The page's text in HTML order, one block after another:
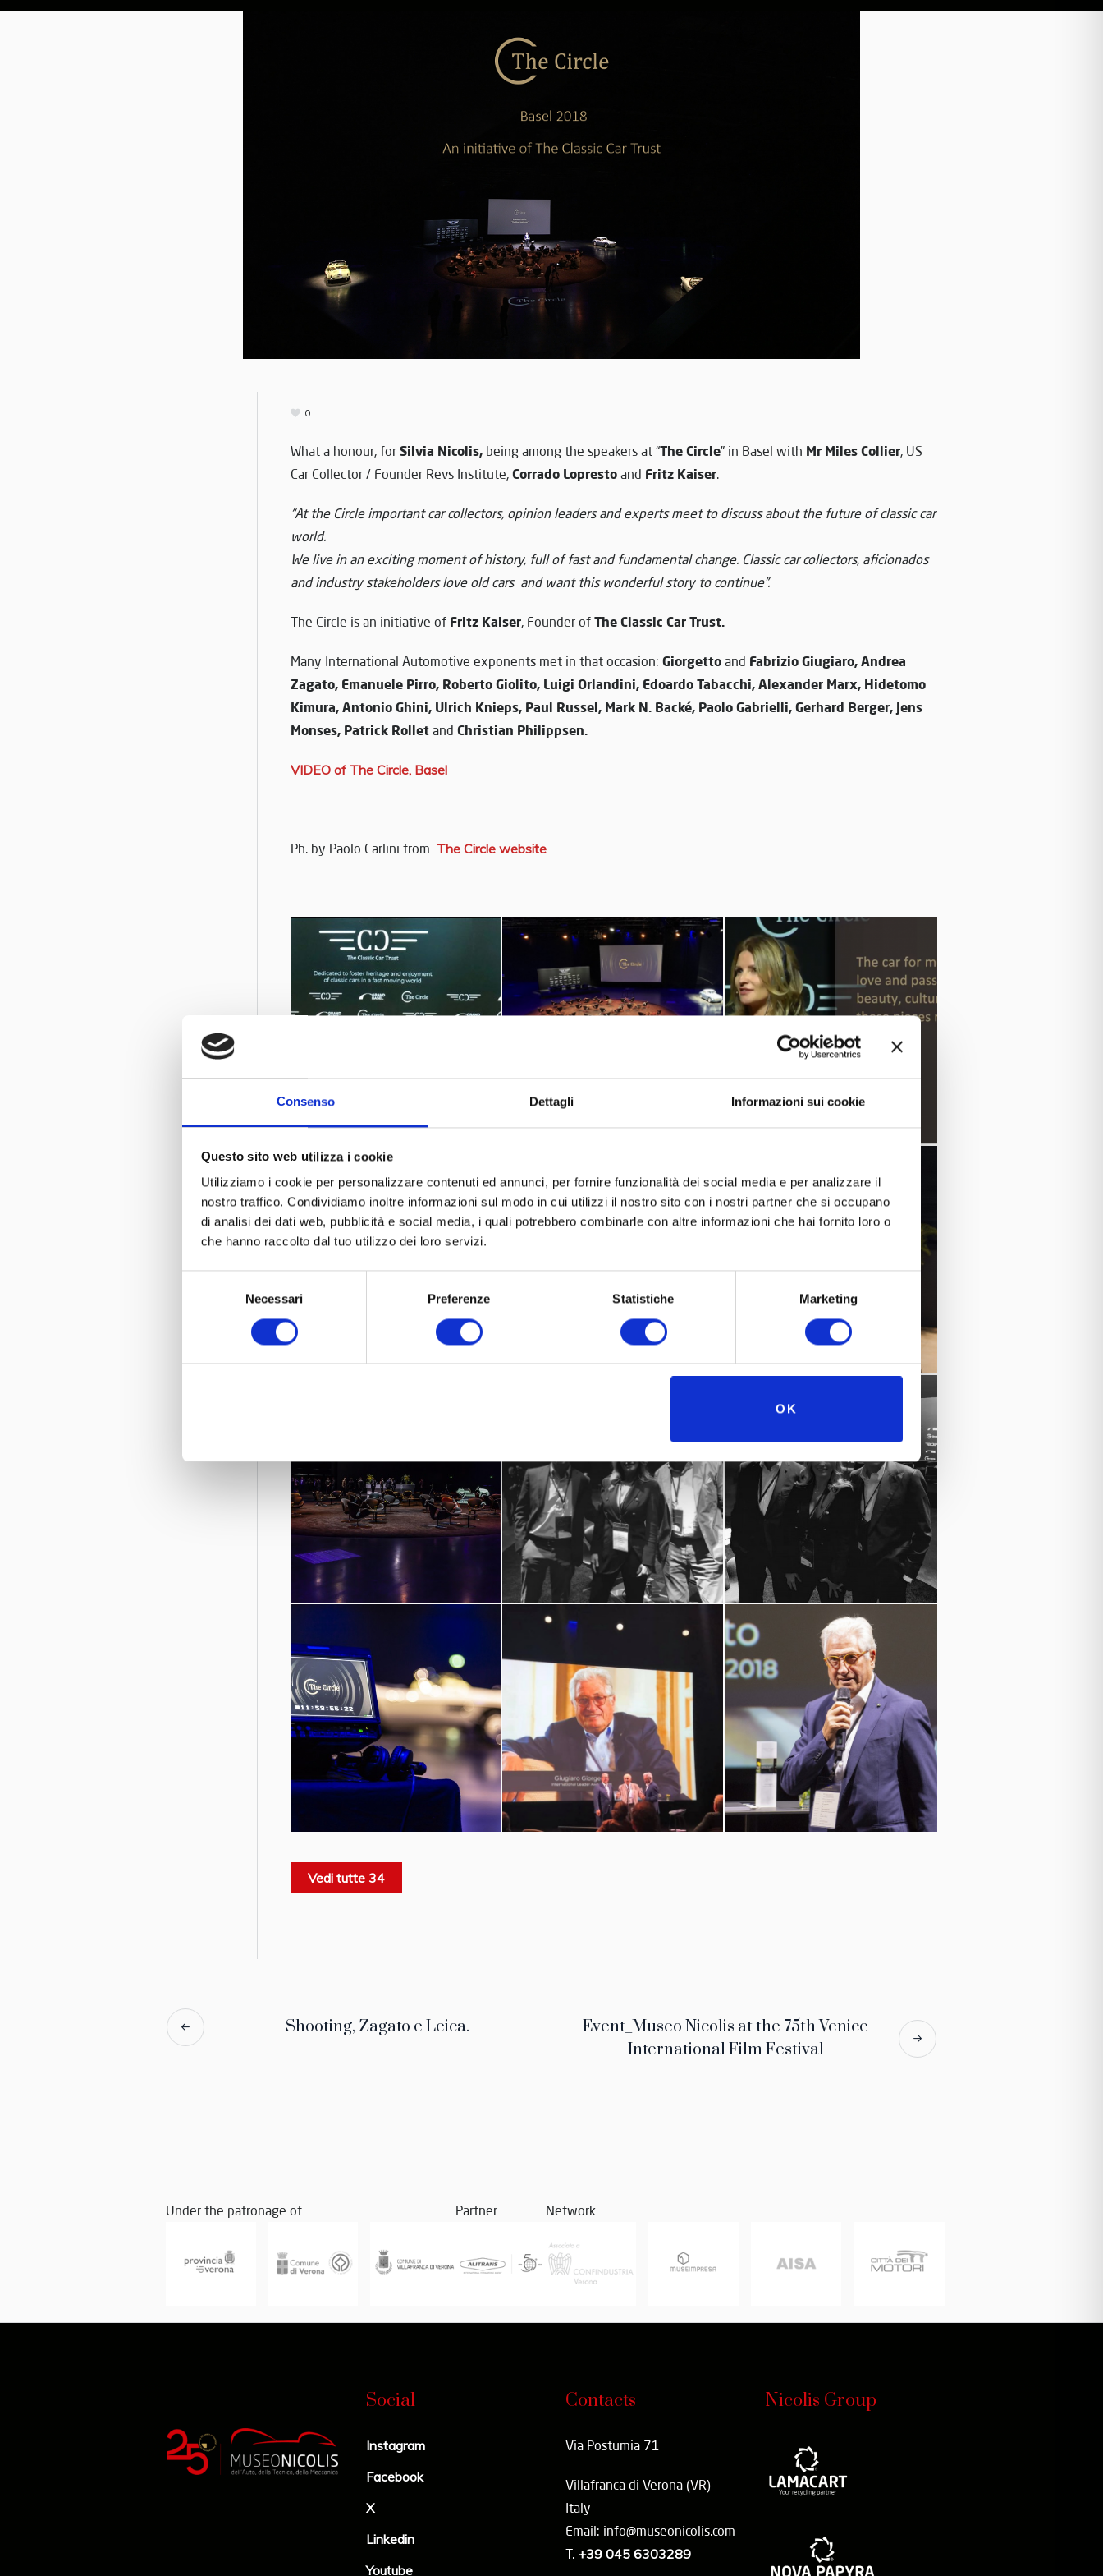
Consenso Dettagli Informazioni sui cookie
Questo sito web utilizza i cookie
Utilizziamo i cookie per personalizzare contenuti ed annunci, per fornire funzionalità dei social media e per analizzare il
nostro traffico. Condividiamo inoltre informazioni sul modo in cui utilizzi il nostro sito con i nostri partner che si occupano
di analisi dei dati web, pubblicità e social media, i quali potrebbero combinarle con altre informazioni che hai fornito loro o
che hanno raccolto dal tuo utilizzo dei loro servizi.
Necessari Preferenze Statistiche Marketing
OK
0
What a honour, for Silvia Nicolis, being among the speakers at “The Circle” in Basel with Mr Miles Collier, US
Car Collector / Founder Revs Institute, Corrado Lopresto and Fritz Kaiser.
“At the Circle important car collectors, opinion leaders and experts meet to discuss about the future of classic car
world.
We live in an exciting moment of history, full of fast and fundamental change. Classic car collectors, aficionados
and industry stakeholders love old cars and want this wonderful story to continue”.
The Circle is an initiative of Fritz Kaiser, Founder of The Classic Car Trust.
Many International Automotive exponents met in that occasion: Giorgetto and Fabrizio Giugiaro, Andrea
Zagato, Emanuele Pirro, Roberto Giolito, Luigi Orlandini, Edoardo Tabacchi, Alexander Marx, Hidetomo
Kimura, Antonio Ghini, Ulrich Knieps, Paul Russel, Mark N. Backé, Paolo Gabrielli, Gerhard Berger, Jens
Monses, Patrick Rollet and Christian Philippsen.
VIDEO of The Circle, Basel
Ph. by Paolo Carlini from The Circle website
Vedi tutte 34
Shooting, Zagato e Leica.
Event_Museo Nicolis at the 75th Venice
International Film Festival
Under the patronage of Partner Network
Social
Instagram
Facebook
X
Linkedin
Youtube
Contacts
Via Postumia 71
Villafranca di Verona (VR)
Italy
Email: info@museonicolis.com
T. +39 045 6303289
Nicolis Group